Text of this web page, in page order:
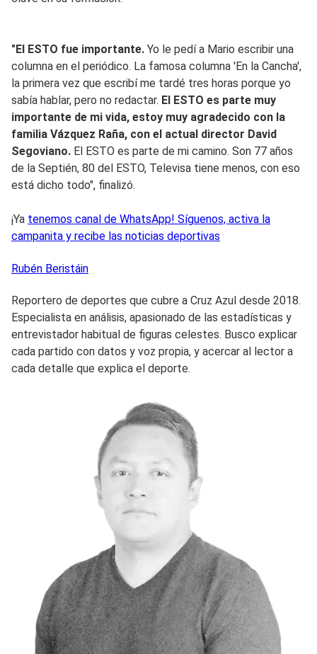
"El ESTO fue importante. Yo le pedí a Mario escribir una
columna en el periódico. La famosa columna 'En la Cancha',
la primera vez que escribí me tardé tres horas porque yo
sabía hablar, pero no redactar. El ESTO es parte muy
importante de mi vida, estoy muy agradecido con la
familia Vázquez Raña, con el actual director David
Segoviano. El ESTO es parte de mi camino. Son 77 años
de la Septién, 80 del ESTO, Televisa tiene menos, con eso
está dicho todo", finalizó.
¡Ya tenemos canal de WhatsApp! Síguenos, activa la
campanita y recibe las noticias deportivas
Rubén Beristáin
Reportero de deportes que cubre a Cruz Azul desde 2018.
Especialista en análisis, apasionado de las estadísticas y
entrevistador habitual de figuras celestes. Busco explicar
cada partido con datos y voz propia, y acercar al lector a
cada detalle que explica el deporte.